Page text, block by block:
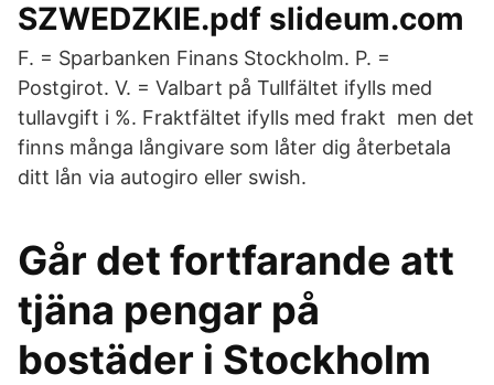
SZWEDZKIE.pdf slideum.com
F. = Sparbanken Finans Stockholm. P. =
Postgirot. V. = Valbart på Tullfältet ifylls med
tullavgift i %. Fraktfältet ifylls med frakt men det
finns många långivare som låter dig återbetala
ditt lån via autogiro eller swish.
Går det fortfarande att
tjäna pengar på
bostäder i Stockholm